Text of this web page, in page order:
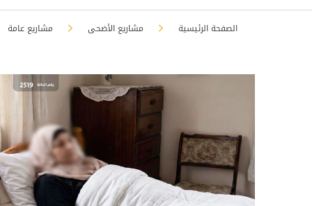
الصفحة الرئيسية مشاريع الأضحى مشاريع عامة